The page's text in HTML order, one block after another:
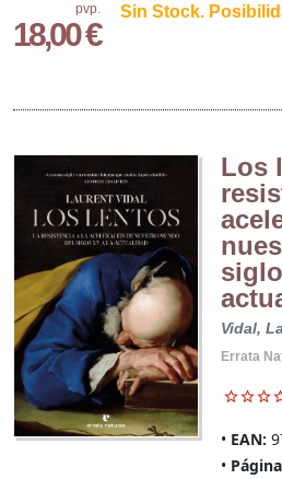
pvp.
18,00 €
Sin Stock.
Los
Vidal,
Errata
EAN: